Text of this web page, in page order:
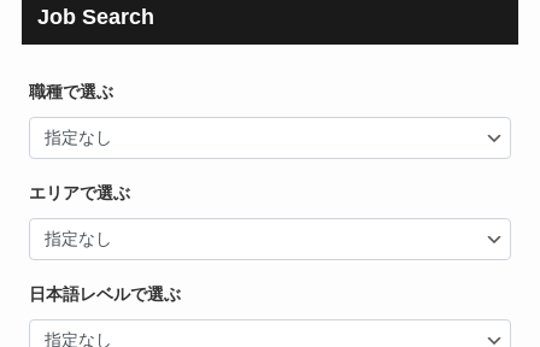
Job Search
職種で選ぶ
エリアで選ぶ
日本語レベルで選ぶ